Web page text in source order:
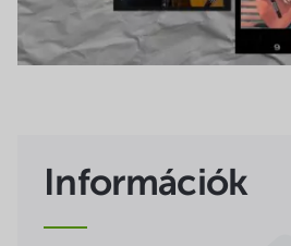
Választási információk
Egyesületek,
Információk